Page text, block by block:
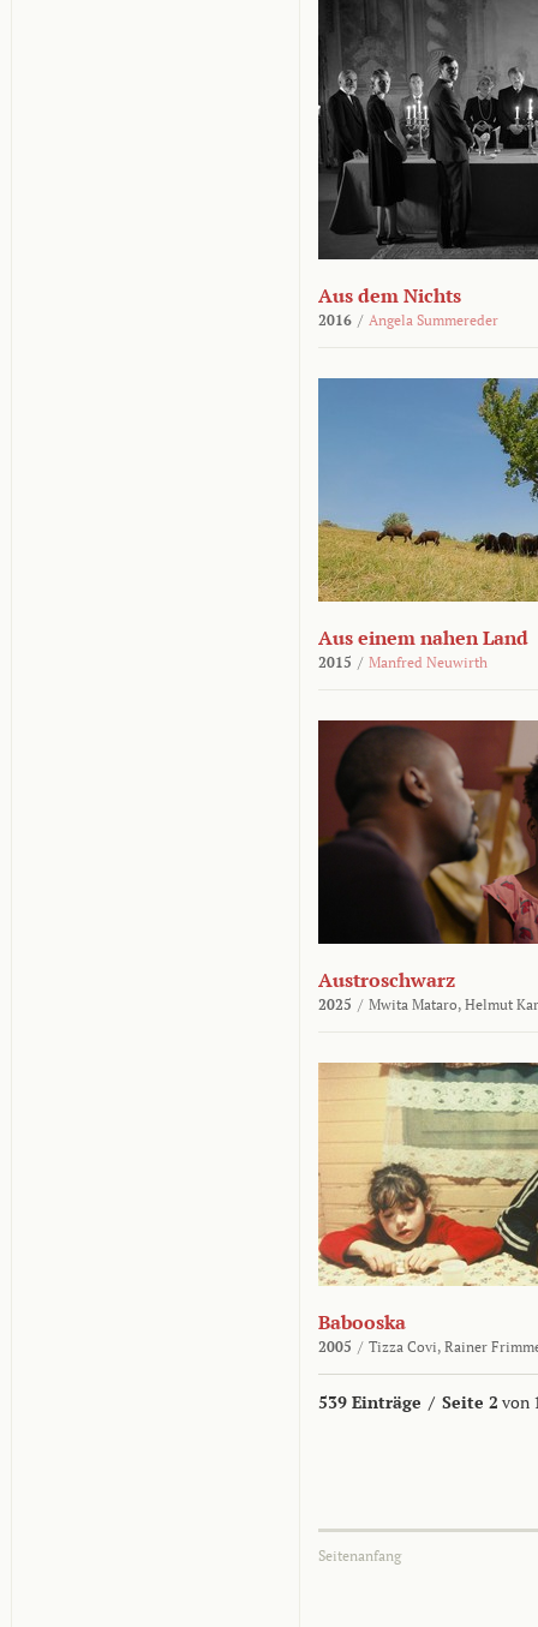
Aus dem Nichts
2016 / Angela Summereder
Aus einem nahen Land
2015 / Manfred Neuwirth
Austroschwarz
2025 / Mwita Mataro, Helmut
Babooska
2005 / Tizza Covi, Rainer
539 Einträge / Seite 2 von
Seitenanfang